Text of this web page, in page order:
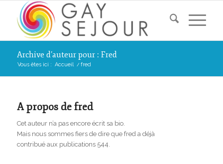
Archive d’auteur pour : Fred
Vous êtes ici : Accueil / fred
A propos de fred
Cet auteur n’a pas encore écrit sa bio.
Mais nous sommes fiers de dire que freda déjà
contribué aux publications 544.